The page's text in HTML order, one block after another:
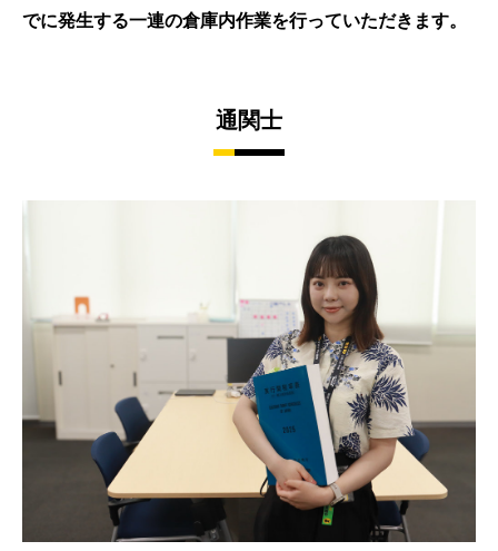
でに発生する一連の倉庫内作業を行っていただきます。
通関士